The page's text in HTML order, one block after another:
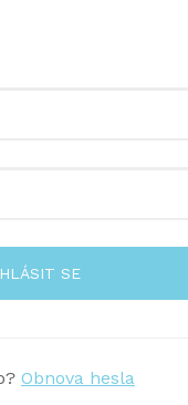
SE
Obnova hesla